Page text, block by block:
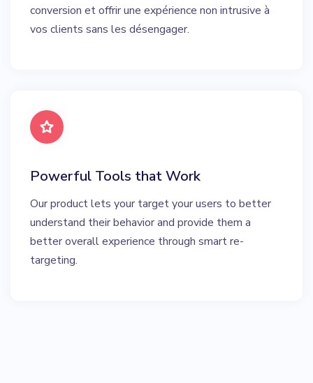
conversion et offrir une expérience non intrusive à
vos clients sans les désengager.
Powerful Tools that Work
Our product lets your target your users to better
understand their behavior and provide them a
better overall experience through smart re-
targeting.